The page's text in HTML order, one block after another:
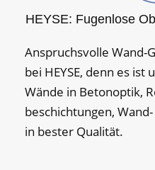
HEYSE: Fugen­lose
Anspruchsvolle Wand-
bei HEYSE, denn es ist
Wände in Beton­optik,
beschichtungen,
in bester Qualität.